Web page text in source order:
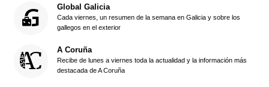
Global Galicia
Cada viernes, un resumen de la semana en Galicia y sobre los
gallegos en el exterior
A Coruña
Recibe de lunes a viernes toda la actualidad y la información más
destacada de A Coruña